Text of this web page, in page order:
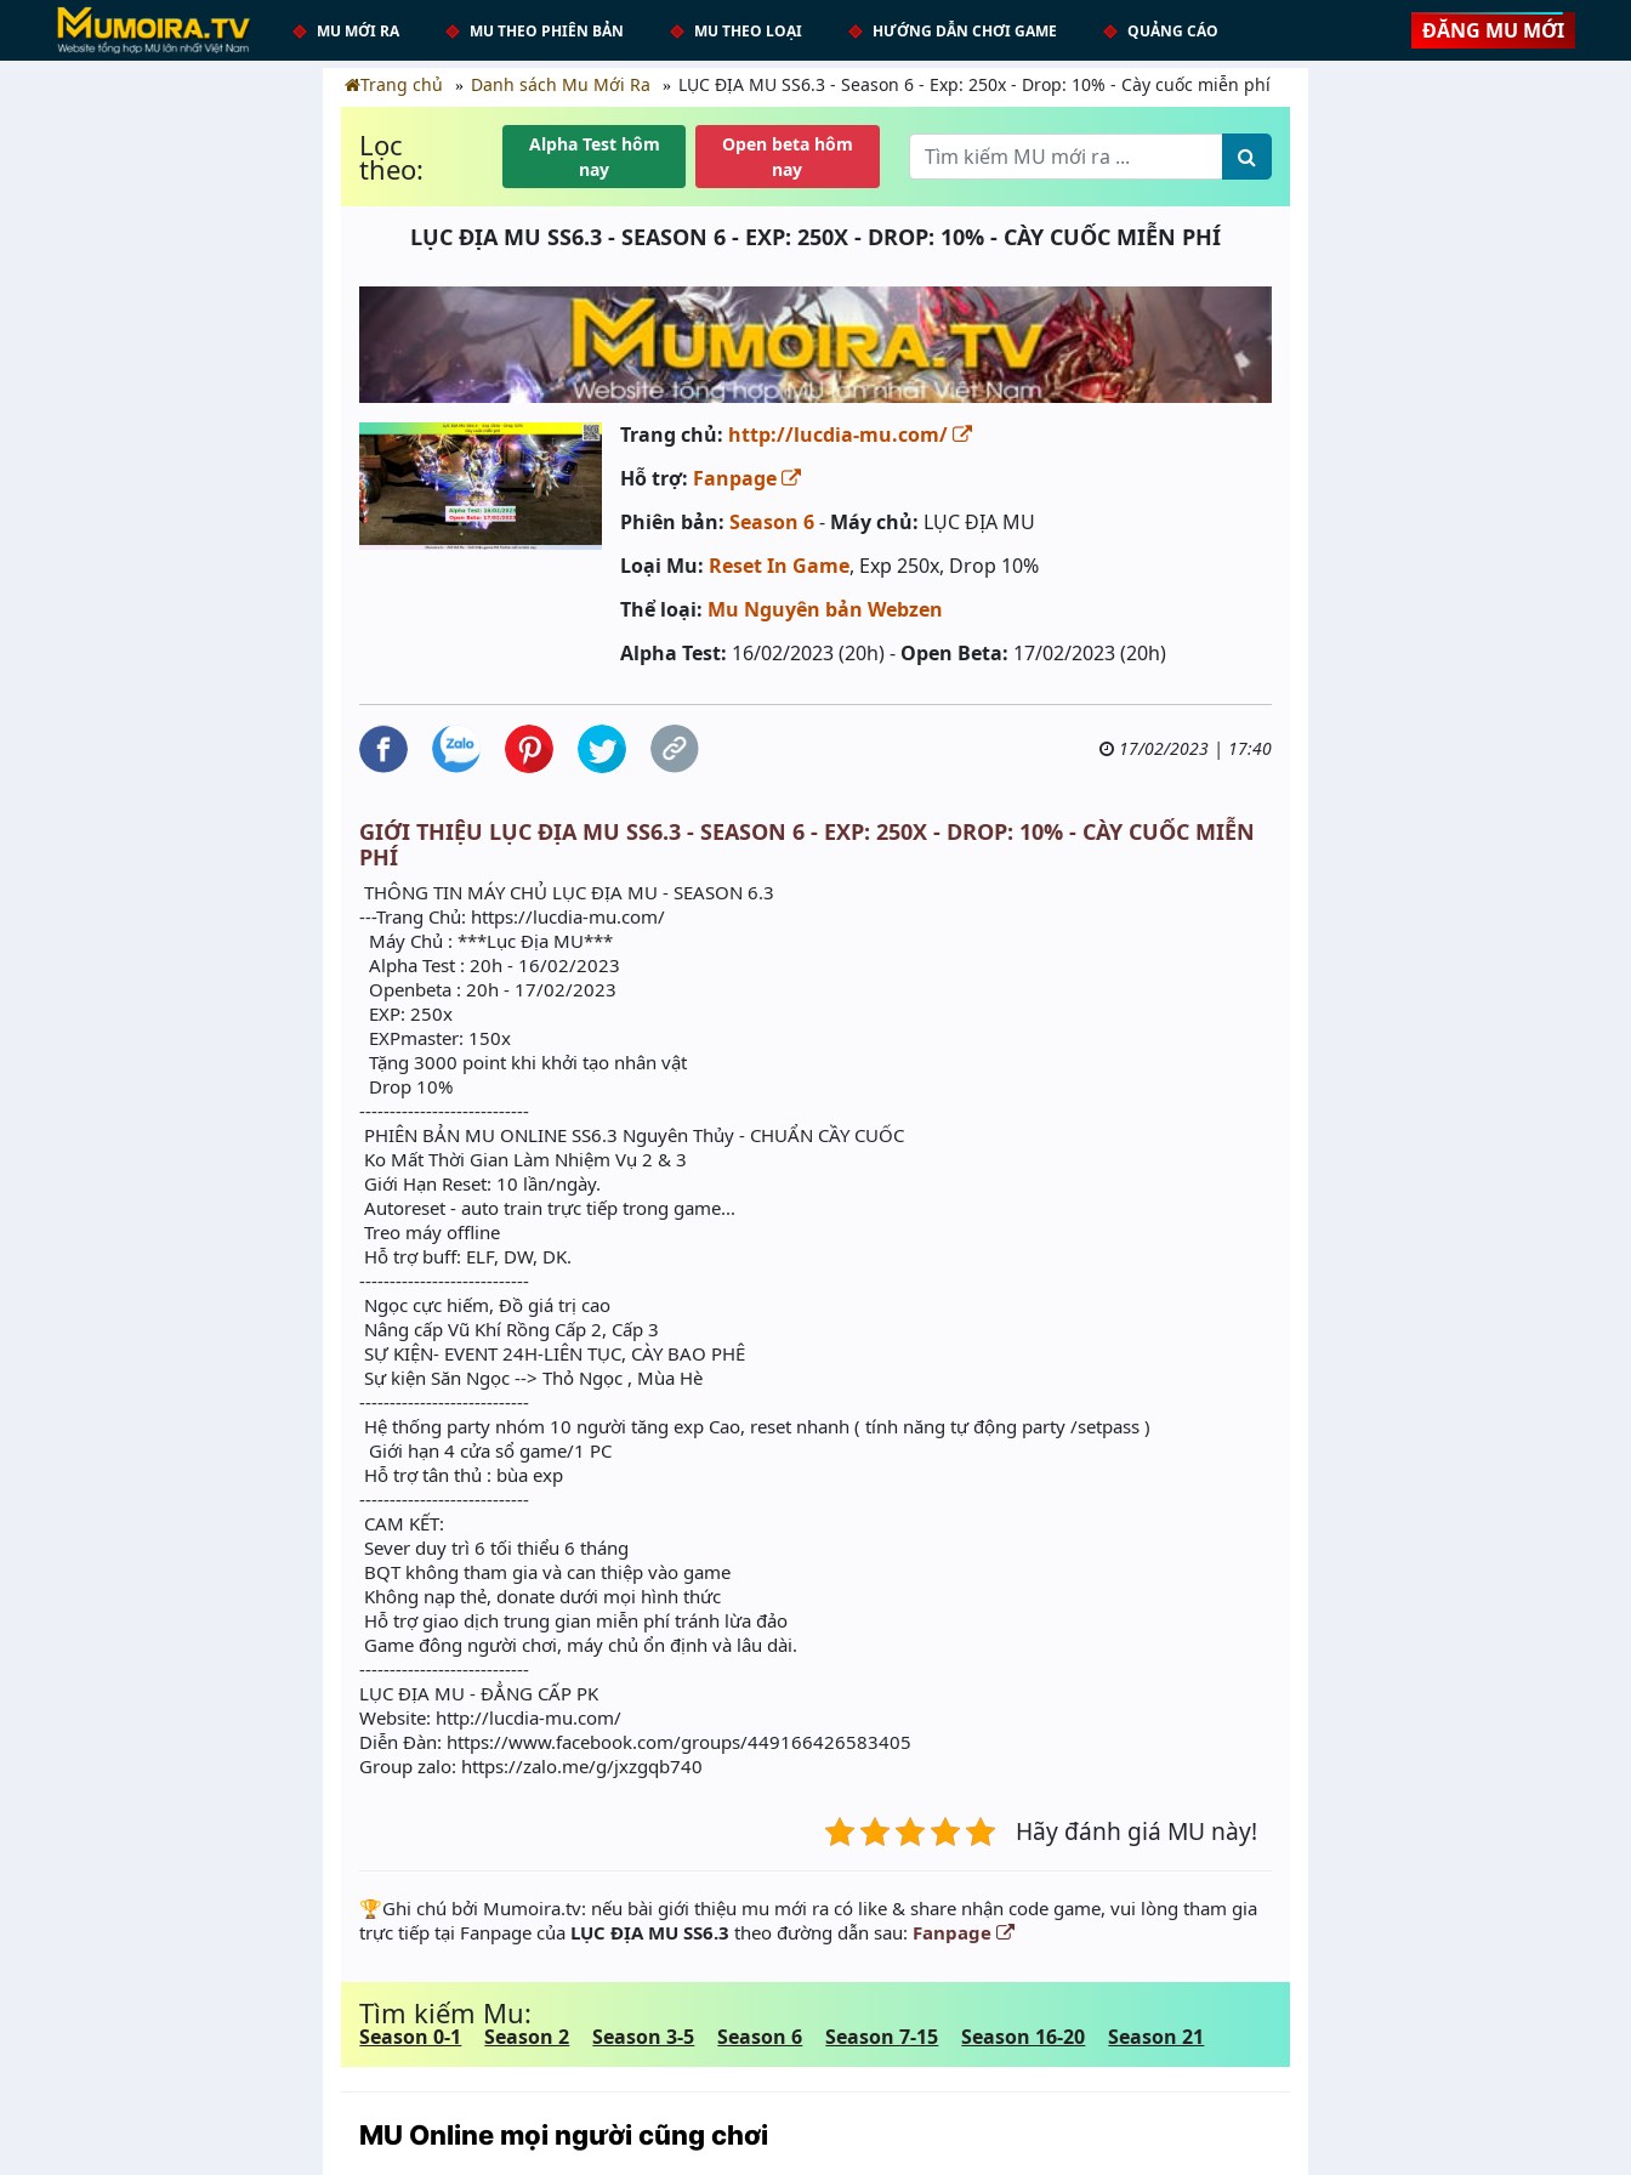
MU MỚI RA MU THEO PHIÊN BẢN MU THEO LOẠI HƯỚNG DẪN CHƠI GAME QUẢNG CÁO ĐĂNG MU MỚI
Trang chủ Danh sách Mu Mới Ra LỤC ĐỊA MU SS6.3 - Season 6 - Exp: 250x - Drop: 10% - Cày cuốc miễn phí
Lọc
theo:
Alpha Test hôm
nay
Open beta hôm
nay
LỤC ĐỊA MU SS6.3 - SEASON 6 - EXP: 250X - DROP: 10% - CÀY CUỐC MIỄN PHÍ
Trang chủ: http://lucdia-mu.com/
Hỗ trợ: Fanpage
Phiên bản: Season 6- Máy chủ: LỤC ĐỊA MU
Loại Mu: Reset In Game, Exp 250x, Drop 10%
Thể loại: Mu Nguyên bản Webzen
Alpha Test: 16/02/2023 (20h) - Open Beta: 17/02/2023 (20h)
17/02/2023 | 17:40
GIỚI THIỆU LỤC ĐỊA MU SS6.3 - SEASON 6 - EXP: 250X - DROP: 10% - CÀY CUỐC MIỄN
PHÍ
THÔNG TIN MÁY CHỦ LỤC ĐỊA MU - SEASON 6.3
---Trang Chủ: https://lucdia-mu.com/
Máy Chủ : ***Lục Địa MU***
Alpha Test : 20h - 16/02/2023
Openbeta : 20h - 17/02/2023
EXP: 250x
EXPmaster: 150x
Tặng 3000 point khi khởi tạo nhân vật
Drop 10%
----------------------------
PHIÊN BẢN MU ONLINE SS6.3 Nguyên Thủy - CHUẨN CẦY CUỐC
Ko Mất Thời Gian Làm Nhiệm Vụ 2 & 3
Giới Hạn Reset: 10 lần/ngày.
Autoreset - auto train trực tiếp trong game...
Treo máy offline
Hỗ trợ buff: ELF, DW, DK.
----------------------------
Ngọc cực hiếm, Đồ giá trị cao
Nâng cấp Vũ Khí Rồng Cấp 2, Cấp 3
SỰ KIỆN- EVENT 24H-LIÊN TỤC, CÀY BAO PHÊ
Sự kiện Săn Ngọc --> Thỏ Ngọc , Mùa Hè
----------------------------
Hệ thống party nhóm 10 người tăng exp Cao, reset nhanh ( tính năng tự động party /setpass )
Giới hạn 4 cửa sổ game/1 PC
Hỗ trợ tân thủ : bùa exp
----------------------------
CAM KẾT:
Sever duy trì 6 tối thiểu 6 tháng
BQT không tham gia và can thiệp vào game
Không nạp thẻ, donate dưới mọi hình thức
Hỗ trợ giao dịch trung gian miễn phí tránh lừa đảo
Game đông người chơi, máy chủ ổn định và lâu dài.
----------------------------
LỤC ĐỊA MU - ĐẲNG CẤP PK
Website: http://lucdia-mu.com/
Diễn Đàn: https://www.facebook.com/groups/449166426583405
Group zalo: https://zalo.me/g/jxzgqb740
Hãy đánh giá MU này!
️🏆Ghi chú bởi Mumoira.tv: nếu bài giới thiệu mu mới ra có like & share nhận code game, vui lòng tham gia
trực tiếp tại Fanpage của LỤC ĐỊA MU SS6.3 theo đường dẫn sau: Fanpage
Tìm kiếm Mu:
Season 0-1 Season 2 Season 3-5 Season 6 Season 7-15 Season 16-20 Season 21
MU Online mọi người cũng chơi